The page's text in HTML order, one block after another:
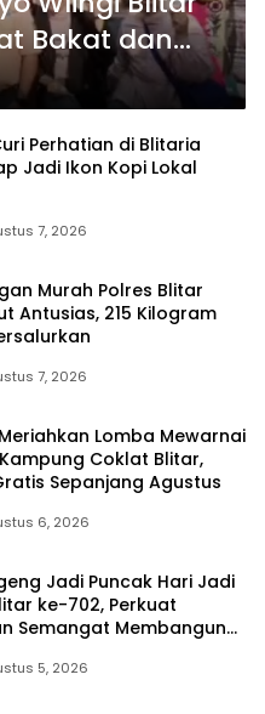
Bakat dan
di Blitaria Expo
Perhatian di Blitaria
Jadi Ikon Kopi Lokal
7, 2026
Murah Polres Blitar
Antusias, 215 Kilogram
7, 2026
Lomba Mewarnai
Coklat Blitar,
Sepanjang Agustus
6, 2026
Jadi Puncak Hari Jadi
ke-702, Perkuat
Semangat Membangun
5, 2026